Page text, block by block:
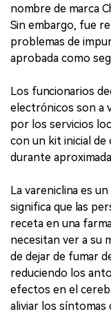
nombre de marca
Sin embargo, fue
problemas de
aprobada como
Los funcionarios
electrónicos son a
por los servicios
con un kit inicial
durante
La vareniclina es
significa que las
receta en una
necesitan ver a su
de dejar de fumar
reduciendo los
efectos en el
aliviar los síntomas